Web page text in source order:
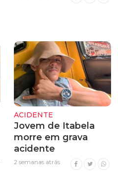
ACIDENTE
Jovem de Itabela
morre em grava
acidente
2 semanas atrás